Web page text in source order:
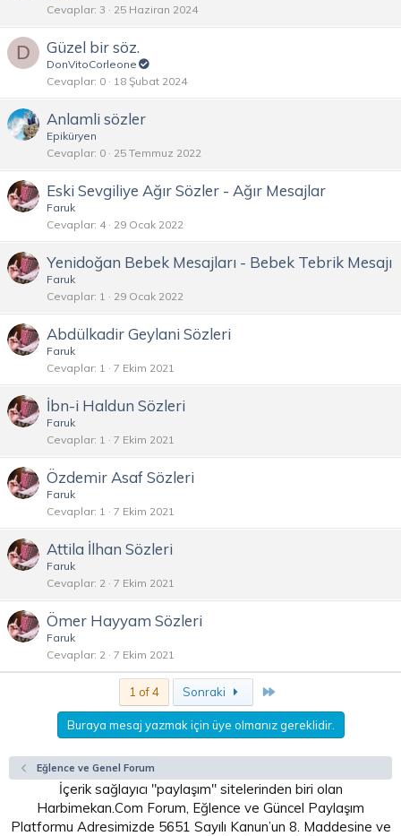
Cevaplar 3 25 Haziran 2024
D Güzel bir söz.
DonVitoCorleone
Cevaplar 0 18 Şubat 2024
Anlamli sözler
Epiküryen
Cevaplar 0 25 Temmuz 2022
Eski Sevgiliye Ağır Sözler - Ağır Mesajlar
Faruk
Cevaplar 4 29 Ocak 2022
Yenidoğan Bebek Mesajları - Bebek Tebrik Mesajı
Faruk
Cevaplar 1 29 Ocak 2022
Abdülkadir Geylani Sözleri
Faruk
Cevaplar 1 7 Ekim 2021
İbn-i Haldun Sözleri
Faruk
Cevaplar 1 7 Ekim 2021
Özdemir Asaf Sözleri
Faruk
Cevaplar 1 7 Ekim 2021
Attila İlhan Sözleri
Faruk
Cevaplar 2 7 Ekim 2021
Ömer Hayyam Sözleri
Faruk
Cevaplar 2 7 Ekim 2021
1 of 4 Sonraki
Buraya mesaj yazmak için üye olmanız gereklidir.
Eğlence ve Genel Forum
İçerik sağlayıcı "paylaşım" sitelerinden biri olan
Harbimekan.Com Forum, Eğlence ve Güncel Paylaşım
Platformu Adresimizde 5651 Sayılı Kanun’un 8. Maddesine ve